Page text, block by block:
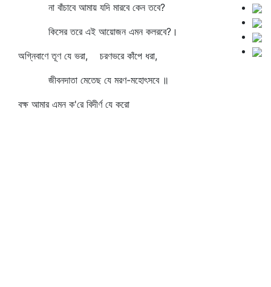
না বাঁচাবে আমায় যদি মারবে কেন তবে?
কিসের তরে এই আয়োজন এমন কলরবে?।
অগ্নিবাণে তূণ যে ভরা, চরণভরে কাঁপে ধরা,
জীবনদাতা মেতেছ যে মরণ-মহোৎসবে ॥
বক্ষ আমার এমন ক'রে বিদীর্ণ যে করো